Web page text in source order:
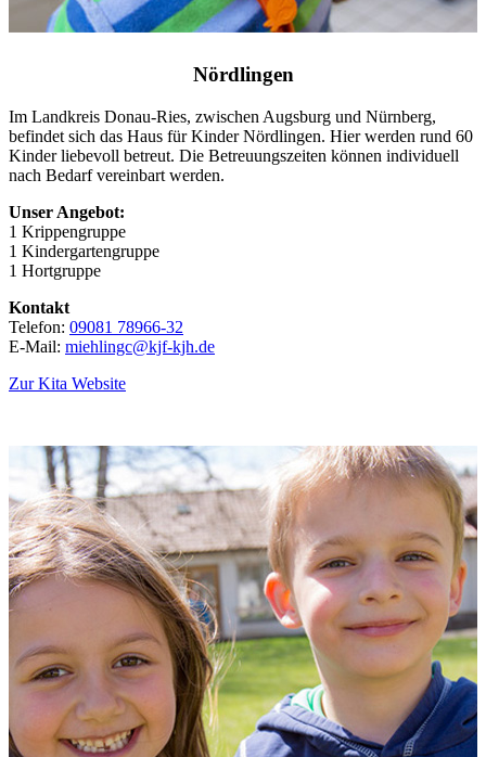
Nördlingen
Im Landkreis Donau-Ries, zwischen Augsburg und Nürnberg,
befindet sich das Haus für Kinder Nördlingen. Hier werden rund 60
Kinder liebevoll betreut. Die Betreuungszeiten können individuell
nach Bedarf vereinbart werden.
Unser Angebot:
1 Krippengruppe
1 Kindergartengruppe
1 Hortgruppe
Kontakt
Telefon: 09081 78966-32
E-Mail: miehlingc@kjf-kjh.de
Zur Kita Website